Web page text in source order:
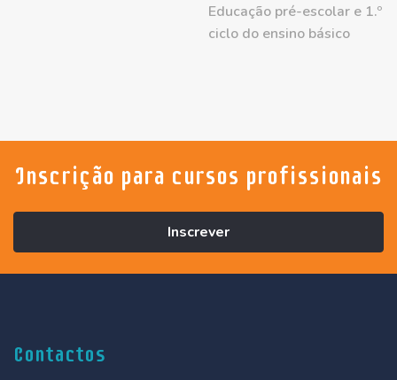
Educação pré-escolar e 1.º
ciclo do ensino básico
Inscrição para cursos profissionais
Inscrever
Contactos